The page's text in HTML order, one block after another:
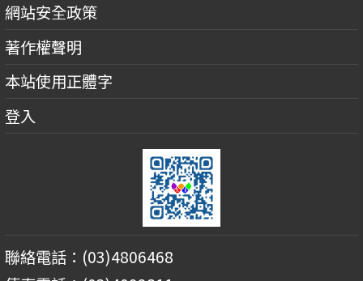
網站安全政策
著作權聲明
本站使用正體字
登入
聯絡電話：(03)4806468